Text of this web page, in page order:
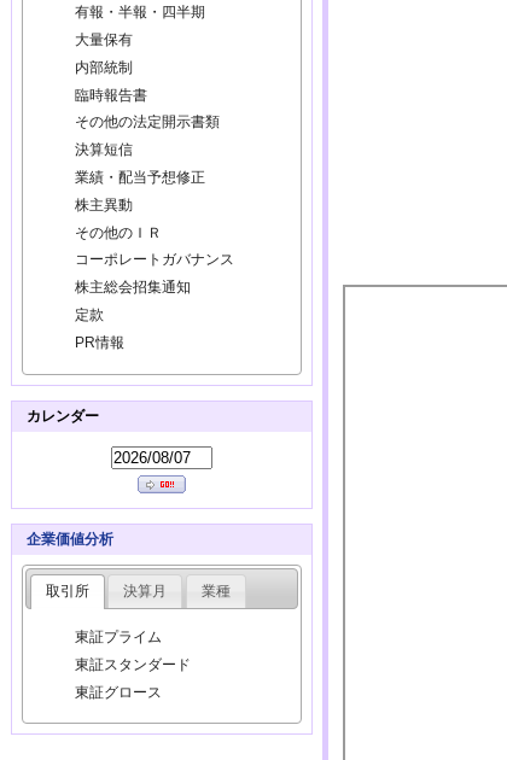
有報・半報・四半期
大量保有
内部統制
臨時報告書
その他の法定開示書類
決算短信
業績・配当予想修正
株主異動
その他のＩＲ
コーポレートガバナンス
株主総会招集通知
定款
PR情報
カレンダー
企業価値分析
取引所 決算月 業種
東証プライム
東証スタンダード
東証グロース